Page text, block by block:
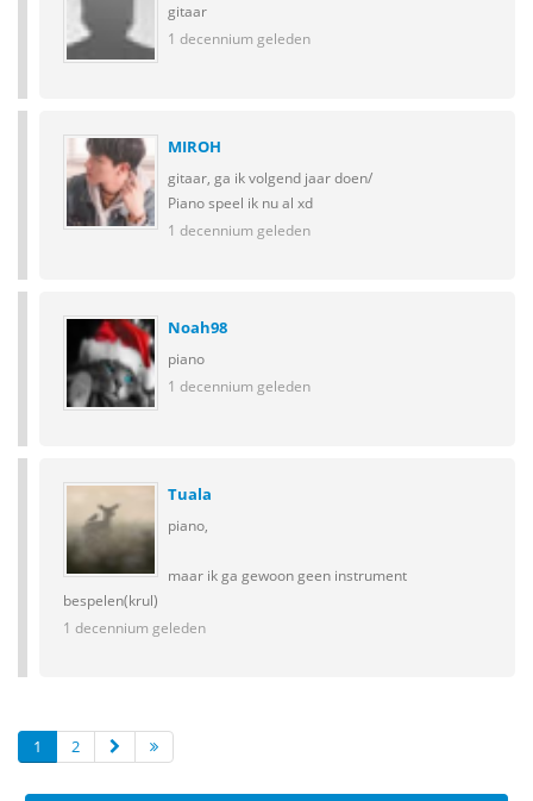
gitaar
1 decennium geleden
MIROH
gitaar, ga ik volgend jaar doen/
Piano speel ik nu al xd
1 decennium geleden
Noah98
piano
1 decennium geleden
Tuala
piano,
maar ik ga gewoon geen instrument
bespelen(krul)
1 decennium geleden
1 2